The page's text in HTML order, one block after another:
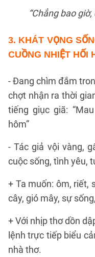
“Chẳng bao
3. KHÁT VỌNG
CUỒNG NHIỆT HỐI
- Đang chìm đắm
chợt nhận ra thời
tiếng giục giã:
hôm”
- Tác giả vội vàng,
cuộc sống, tình yêu,
+ Ta muốn: ôm, riết,
cây, gió mây, sự
+ Với nhịp thơ dồn
lệnh trực tiếp biểu
nhà thơ.